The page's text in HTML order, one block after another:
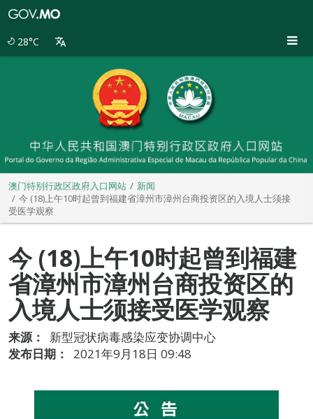
28°C
澳门特别行政区政府入口网站
新闻
今 (18)上午10时起曾到福建省漳州市漳州台商投资区的入境人士须接
受医学观察
今 (18)上午10时起曾到福建
省漳州市漳州台商投资区的
入境人士须接受医学观察
来源：
新型冠状病毒感染应变协调中心
发布日期：
2021年9月18日 09:48